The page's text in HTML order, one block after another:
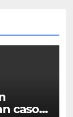
caso